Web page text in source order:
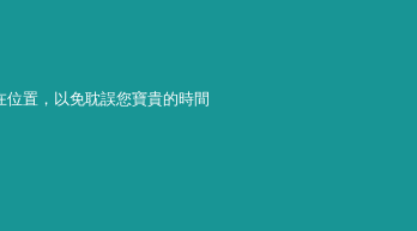
置，以免耽誤您寶貴的時間